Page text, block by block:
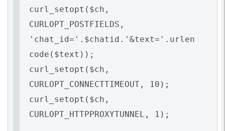
curl_setopt($ch,
CURLOPT_POSTFIELDS,
'chat_id='.$chatid.'&text='.urlen
code($text));
curl_setopt($ch,
CURLOPT_CONNECTTIMEOUT, 10);
curl_setopt($ch,
CURLOPT_HTTPPROXYTUNNEL, 1);